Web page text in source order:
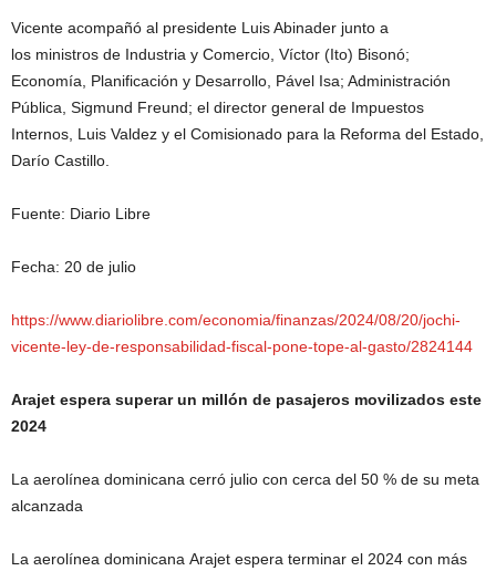
Vicente acompañó al presidente Luis Abinader junto a
los ministros de Industria y Comercio, Víctor (Ito) Bisonó;
Economía, Planificación y Desarrollo, Pável Isa; Administración
Pública, Sigmund Freund; el director general de Impuestos
Internos, Luis Valdez y el Comisionado para la Reforma del Estado,
Darío Castillo.
Fuente: Diario Libre
Fecha: 20 de julio
https://www.diariolibre.com/economia/finanzas/2024/08/20/jochi-
vicente-ley-de-responsabilidad-fiscal-pone-tope-al-gasto/2824144
Arajet espera superar un millón de pasajeros movilizados este
2024
La aerolínea dominicana cerró julio con cerca del 50 % de su meta
alcanzada
La aerolínea dominicana Arajet espera terminar el 2024 con más